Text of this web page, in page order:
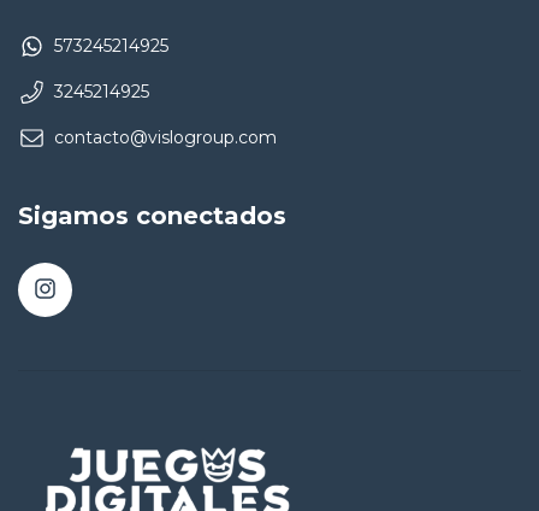
573245214925
3245214925
contacto@vislogroup.com
Sigamos conectados